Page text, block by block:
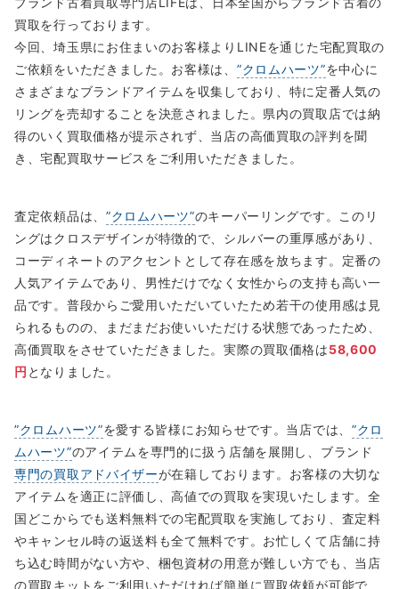
買取を行っております。
今回、埼玉県にお住まいのお客様よりLINEを通じた宅配買取の
ご依頼をいただきました。お客様は、 ”クロムハーツ”を中心に
さまざまなブランドアイテムを収集しており、特に定番人気の
リングを売却することを決意されました。県内の買取店では納
得のいく買取価格が提示されず、当店の高価買取の評判を聞
き、宅配買取サービスをご利用いただきました。
査定依頼品は、 ”クロムハーツ”のキーパーリングです。このリ
ングはクロスデザインが特徴的で、シルバーの重厚感があり、
コーディネートのアクセントとして存在感を放ちます。定番の
人気アイテムであり、男性だけでなく女性からの支持も高い一
品です。普段からご愛用いただいていたため若干の使用感は見
られるものの、まだまだお使いいただける状態であったため、
高価買取をさせていただきました。実際の買取価格は58,600
円 となりました。
”クロムハーツ”を愛する皆様にお知らせです。当店では、 ”クロ
ムハーツ”のアイテムを専門的に扱う店舗を展開し、ブランド
専門の買取アドバイザーが在籍しております。お客様の大切な
アイテムを適正に評価し、高値での買取を実現いたします。全
国どこからでも送料無料での宅配買取を実施しており、査定料
やキャンセル時の返送料も全て無料です。お忙しくて店舗に持
ち込む時間がない方や、梱包資材の用意が難しい方でも、当店
の買取キットをご利用いただければ簡単に買取依頼が可能で